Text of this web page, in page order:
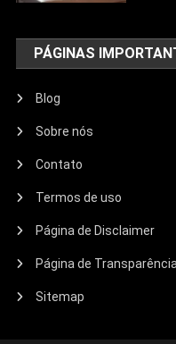
PÁGINAS
Blog
Sobre nós
Contato
Termos de uso
Página de Disclaimer
Página de Transparência
Sitemap